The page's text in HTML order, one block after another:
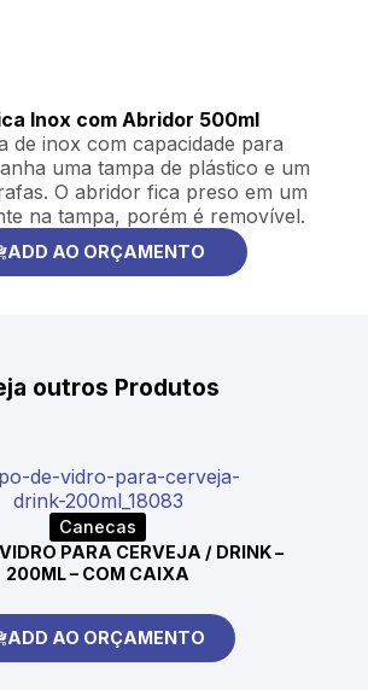
Inox com Abridor 500ml
de inox com capacidade para
uma tampa de plástico e um
O abridor fica preso em um
na tampa, porém é removível.
ADD AO ORÇAMENTO
outros Produtos
Canecas
PARA CERVEJA / DRINK –
200ML – COM CAIXA
ADD AO ORÇAMENTO